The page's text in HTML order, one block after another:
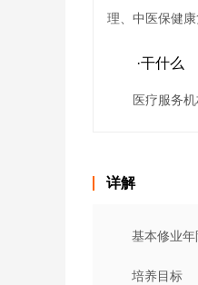
理、中医保健康
·干什么
医疗服务
详解
基本修业
培养目标